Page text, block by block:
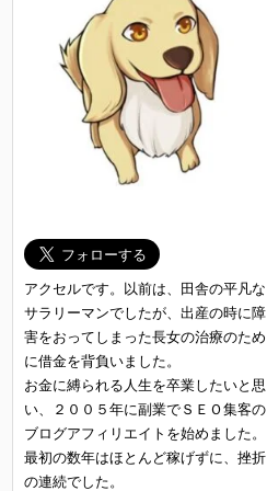
アクセルです。以前は、田舎の平凡な
サラリーマンでしたが、出産の時に障
害をおってしまった長女の治療のため
に借金を背負いました。
お金に縛られる人生を卒業したいと思
い、２００５年に副業でＳＥＯ集客の
ブログアフィリエイトを始めました。
最初の数年はほとんど稼げずに、挫折
の連続でした。